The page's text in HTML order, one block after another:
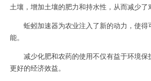
土壤，增加土壤的肥力和持水性，从而减少了
蚯蚓加速器为农业注入了新的动力，使得
能。
减少化肥和农药的使用不仅有益于环境保
更好的经济效益。